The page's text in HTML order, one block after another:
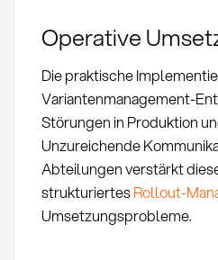
Operative
Die praktische
Variantenmanagement-
Störungen in Produktion
Unzureichende
Abteilungen verstärkt
strukturiertesRollout-
Umsetzungsprobleme.